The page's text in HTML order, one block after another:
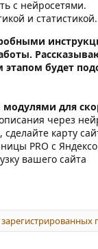
с нейросетями.
и статистикой.
этапом будет
для
через
карту
PRO с
вашего сайта